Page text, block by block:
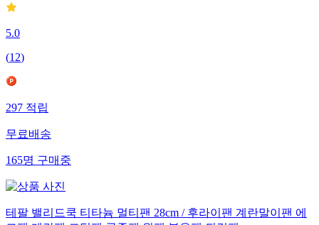
5.0
(12)
297 적립
무료배송
165명 구매중
테팔 밸리드쿡 티타늄 멀티팬 28cm / 후라이팬 계란말이팬 에